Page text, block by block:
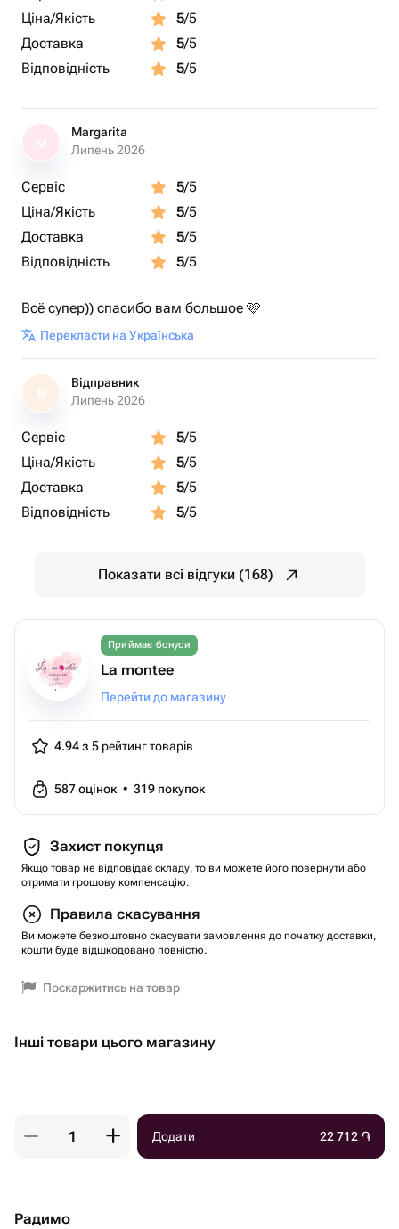
Ціна/Якість
5/5
Доставка
5/5
Відповідність
5/5
Margarita
Липень 2026
Сервіс 5/5
Ціна/Якість
5/5
Доставка
5/5
Відповідність
5/5
Всё супер)) спасибо вам большое 🩷
Перекласти на Українська
В
Відправник
Липень 2026
Сервіс 5/5
Ціна/Якість
5/5
Доставка
5/5
Відповідність
5/5
Показати всі відгуки (168)
Приймає бонуси
La montee
Перейти до магазину
4.94 з 5 рейтинг товарів
587оцінок • 319 покупок
Захист покупця
Якщо товар не відповідає складу, то ви можете його повернути або
отримати грошову компенсацію.
Правила скасування
Ви можете безкоштовно скасувати замовлення до початку доставки,
кошти буде відшкодовано повністю.
Поскаржитись на товар
Інші товари цього магазину
Додати 22 712 ֏
Радимо